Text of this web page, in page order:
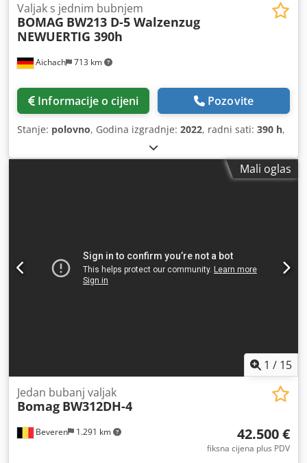
Aichach 713 km
Valjak s jednim bubnjem
BOMAG BW213 D-5 Walzenzug
NEWUERTIG 390h
Informacije o cijeni Pozovite
Stanje: polovno, Godina izgradnje: 2022, radni sati: 390 h,
Mali oglas
1 / 15
Beveren 1.291 km
Jedan bubanj valjak
Bomag BW312DH-4
42.500 €
fiksna cijena plus PDV